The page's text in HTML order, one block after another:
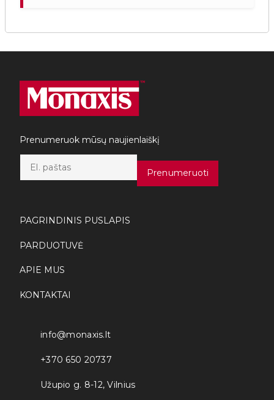
Prenumeruok mūsų naujienlaiškį
a
*
Prenumeruoti
PAGRINDINIS PUSLAPIS
PARDUOTUVĖ
APIE MUS
KONTAKTAI
info@monaxis.lt
+370 650 20737
Užupio g. 8-12, Vilnius